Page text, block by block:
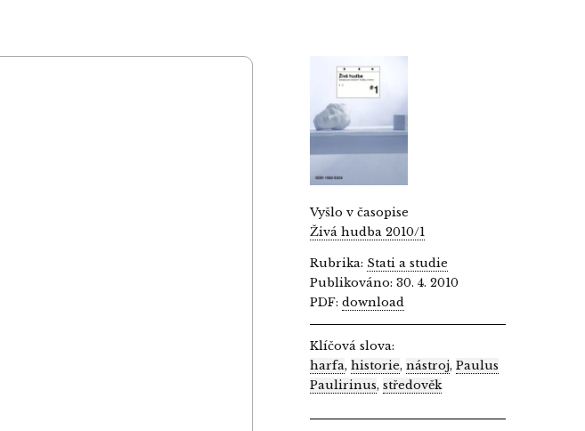
Vyšlo v časopise
Živá hudba 2010/1
Rubrika: Stati a studie
Publikováno: 30. 4. 2010
PDF:download
Klíčová slova:
harfa,historie,nástroj,Paulus
Paulirinus,středověk